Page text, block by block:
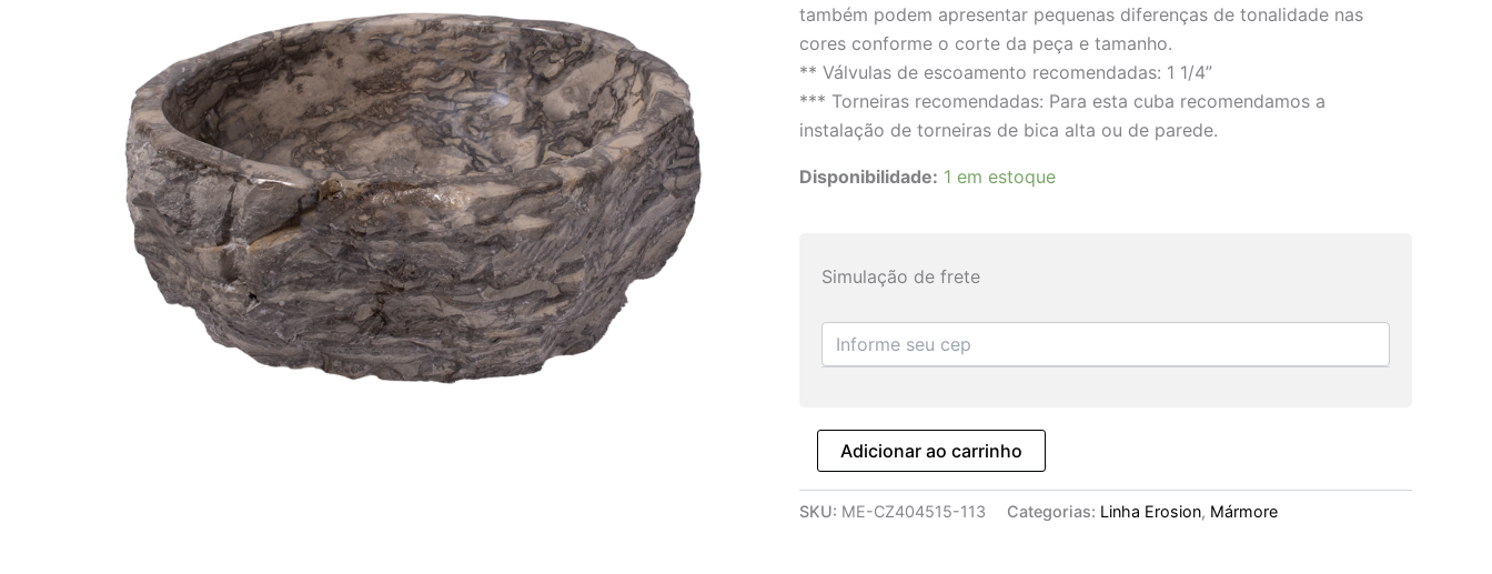
também podem apresentar pequenas diferenças de tonalidade nas
cores conforme o corte da peça e tamanho.
** Válvulas de escoamento recomendadas: 1 1/4”
*** Torneiras recomendadas: Para esta cuba recomendamos a
instalação de torneiras de bica alta ou de parede.
Disponibilidade: 1 em estoque
Simulação de frete
Adicionar ao carrinho
SKU: ME-CZ404515-113 Categorias: Linha Erosion, Mármore